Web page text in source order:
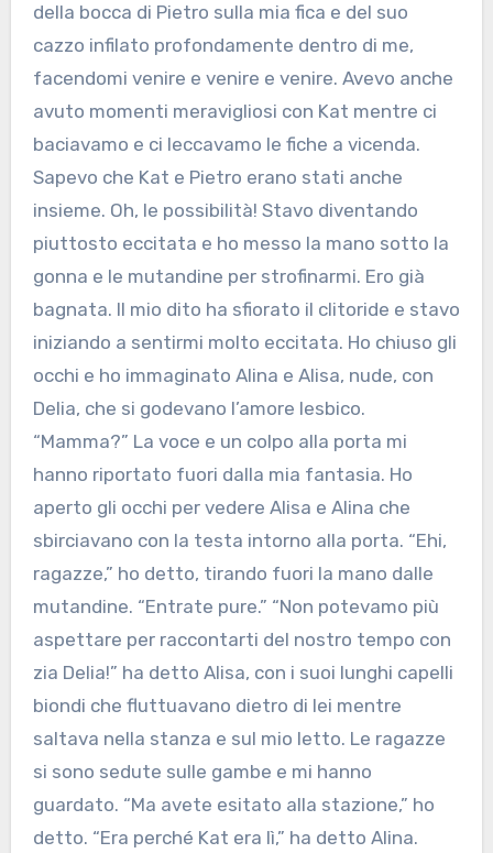
della bocca di Pietro sulla mia fica e del suo
cazzo infilato profondamente dentro di me,
facendomi venire e venire e venire. Avevo anche
avuto momenti meravigliosi con Kat mentre ci
baciavamo e ci leccavamo le fiche a vicenda.
Sapevo che Kat e Pietro erano stati anche
insieme. Oh, le possibilità! Stavo diventando
piuttosto eccitata e ho messo la mano sotto la
gonna e le mutandine per strofinarmi. Ero già
bagnata. Il mio dito ha sfiorato il clitoride e stavo
iniziando a sentirmi molto eccitata. Ho chiuso gli
occhi e ho immaginato Alina e Alisa, nude, con
Delia, che si godevano l’amore lesbico.
“Mamma?” La voce e un colpo alla porta mi
hanno riportato fuori dalla mia fantasia. Ho
aperto gli occhi per vedere Alisa e Alina che
sbirciavano con la testa intorno alla porta. “Ehi,
ragazze,” ho detto, tirando fuori la mano dalle
mutandine. “Entrate pure.” “Non potevamo più
aspettare per raccontarti del nostro tempo con
zia Delia!” ha detto Alisa, con i suoi lunghi capelli
biondi che fluttuavano dietro di lei mentre
saltava nella stanza e sul mio letto. Le ragazze
si sono sedute sulle gambe e mi hanno
guardato. “Ma avete esitato alla stazione,” ho
detto. “Era perché Kat era lì,” ha detto Alina.